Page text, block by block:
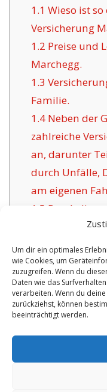
Um dir ein optimales
wie Cookies, um
zuzugreifen. Wenn du
Daten wie das
verarbeiten. Wenn du
zurückziehst, können
beeinträchtigt werden.
1.1 Wieso ist
Versicherung
1.2 Preise und
Marchegg.
1.3
Familie.
1.4Neben der
zahlreiche
an, darunter
durch Unfälle,
am eigenen
1.5 Das
für Marchegg:
1.6
Die
Marchegg:
1.6.1
mit
No tags for this